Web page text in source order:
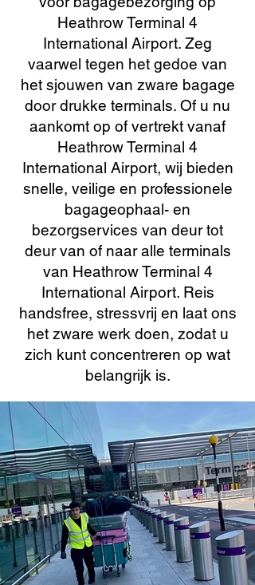
Heathrow Terminal 4
International Airport. Zeg
vaarwel tegen het gedoe van
het sjouwen van zware bagage
door drukke terminals. Of u nu
aankomt op of vertrekt vanaf
Heathrow Terminal 4
International Airport, wij bieden
snelle, veilige en professionele
bagageophaal- en
bezorgservices van deur tot
deur van of naar alle terminals
van Heathrow Terminal 4
International Airport. Reis
handsfree, stressvrij en laat ons
het zware werk doen, zodat u
zich kunt concentreren op wat
belangrijk is.